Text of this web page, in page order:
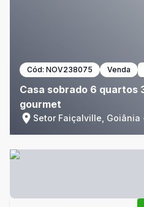
Cód: NOV238075 Venda
Casa sobrado 6 quartos
gourmet
Setor Faiçalville, Goiânia